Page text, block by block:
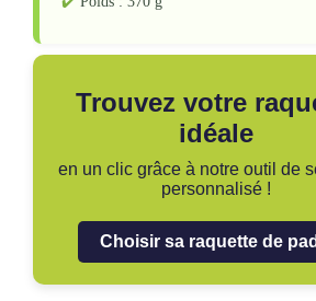
Raquette padel Wilson Bela V3
2025 : Test et avis
Contrôle : 78
Sweet Spot : 75